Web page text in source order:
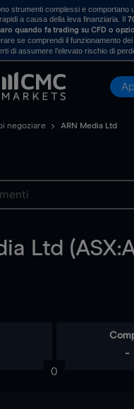
strumenti complessi e comportano
a causa della leva finanziaria. Il
quando fa trading su CFD o
se comprendi il funzionamento
di assumere l’elevato rischio di
negoziare ARN Media Ltd
Ltd
-
0